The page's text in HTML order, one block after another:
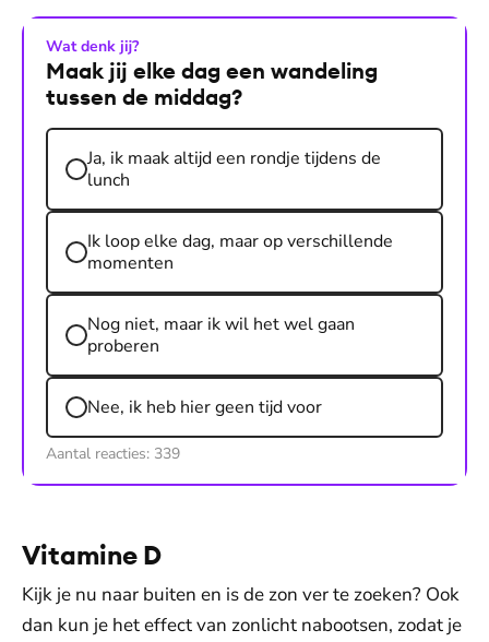
Wat denk jij?
Maak jij elke dag een wandeling
tussen de middag?
Ja, ik maak altijd een rondje tijdens de
lunch
Ik loop elke dag, maar op verschillende
momenten
Nog niet, maar ik wil het wel gaan
proberen
Nee, ik heb hier geen tijd voor
Aantal reacties: 339
Vitamine D
Kijk je nu naar buiten en is de zon ver te zoeken? Ook
dan kun je het effect van zonlicht nabootsen, zodat je